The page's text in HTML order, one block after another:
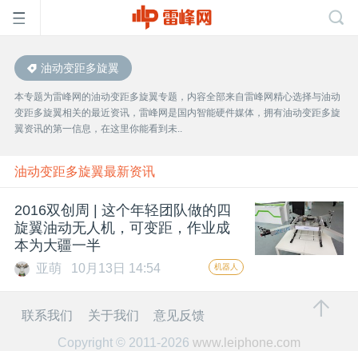
首
页
雷
峰
网
公
油动变距多旋翼
本专题为雷峰网的油动变距多旋翼专题，内容全部来自雷峰网精心选择与油动
变距多旋翼相关的最近资讯，雷峰网是国内智能硬件媒体，拥有油动变距多旋
翼资讯的第一信息，在这里你能看到未..
油动变距多旋翼最新资讯
2016双创周 | 这个年轻团队做的四
旋翼油动无人机，可变距，作业成
本为大疆一半
亚萌 10月13日 14:54 机器人
联系我们 关于我们
意见反馈
Copyright © 2011-2026 www.leiphone.com